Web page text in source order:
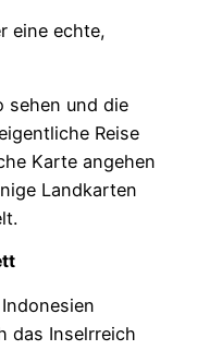
eine echte,
sehen und die
Reise
Karte angehen
Landkarten
das Inselrreich